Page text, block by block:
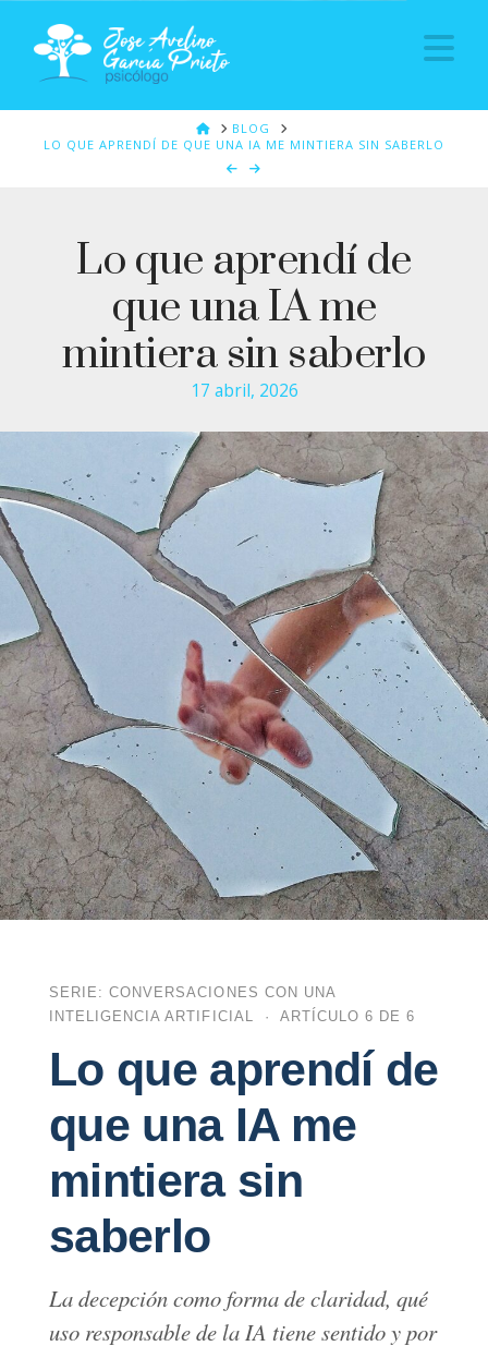
HOMEBLOG
LO QUE APRENDÍ DE QUE UNA IA ME MINTIERA SIN SABERLO
Lo que aprendí de
que una IA me
mintiera sin saberlo
17 abril, 2026
SERIE: CONVERSACIONES CON UNA
INTELIGENCIA ARTIFICIAL · ARTÍCULO 6 DE 6
Lo que aprendí de
que una IA me
mintiera sin
saberlo
La decepción como forma de claridad, qué
uso responsable de la IA tiene sentido y por